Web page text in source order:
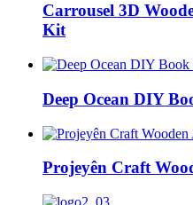
Carrousel 3D
Kit
Deep Ocean DIY
Projeyên Craft